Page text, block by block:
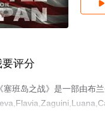

要评分
班岛之战》是一部由布
，更多剧情信息可移步至